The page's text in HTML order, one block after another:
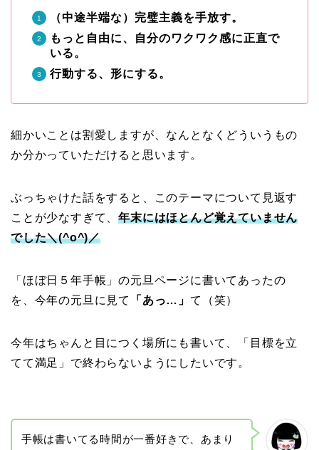
（中途半端な）完璧主義を手放す。
もっと自由に、自分のワクワク感に正直で
いる。
行動する、形にする。
細かいことは割愛しますが、なんとなくどういうもの
か分かっていただけると思います。
ぶっちゃけた話をすると、このテーマについて見返す
ことが少なすぎて、年末にはほとんど覚えていません
でした＼(^o^)／
「ほぼ日５年手帳」の元旦ページに書いてあったの
を、今年の元旦に見て
「あっ…」 て（笑）
今年はちゃんと目につく場所にも書いて、「目標を立
てて満足」で終わらないようにしたいです。
手帳は書いてる時間が一番好きで、あまり